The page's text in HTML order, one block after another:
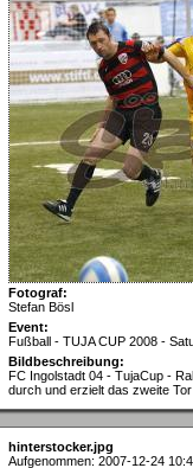
Fotograf:
Stefan Bösl
Event:
Fußball - TUJA CUP 2008 -
Bildbeschreibung:
FC Ingolstadt 04 - TujaCup -
durch und erzielt das zweite
hinterstocker.jpg
Aufgenommen: 2007-12-24